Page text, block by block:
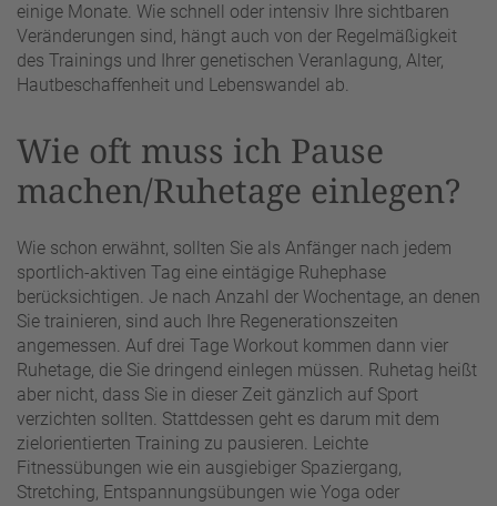
einige Monate. Wie schnell oder intensiv Ihre sichtbaren
Veränderungen sind, hängt auch von der Regelmäßigkeit
des Trainings und Ihrer genetischen Veranlagung, Alter,
Hautbeschaffenheit und Lebenswandel ab.
Wie oft muss ich Pause
machen/Ruhetage einlegen?
Wie schon erwähnt, sollten Sie als Anfänger nach jedem
sportlich-aktiven Tag eine eintägige Ruhephase
berücksichtigen. Je nach Anzahl der Wochentage, an denen
Sie trainieren, sind auch Ihre Regenerationszeiten
angemessen. Auf drei Tage Workout kommen dann vier
Ruhetage, die Sie dringend einlegen müssen. Ruhetag heißt
aber nicht, dass Sie in dieser Zeit gänzlich auf Sport
verzichten sollten. Stattdessen geht es darum mit dem
zielorientierten Training zu pausieren. Leichte
Fitnessübungen wie ein ausgiebiger Spaziergang,
Stretching, Entspannungsübungen wie Yoga oder